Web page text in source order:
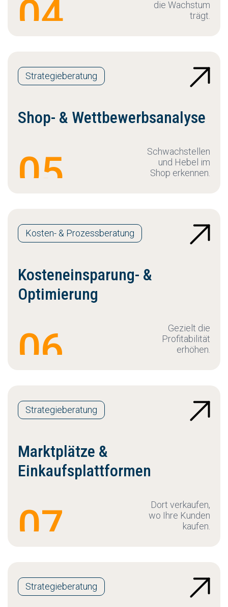
04
die Wachstum
trägt.
Strategieberatung
Shop- & Wettbewerbsanalyse
05
Schwachstellen
und Hebel im
Shop erkennen.
Kosten- & Prozessberatung
Kosteneinsparung- &
Optimierung
06
Gezielt die
Profitabilität
erhöhen.
Strategieberatung
Marktplätze &
Einkaufsplattformen
07
Dort verkaufen,
wo Ihre Kunden
kaufen.
Strategieberatung